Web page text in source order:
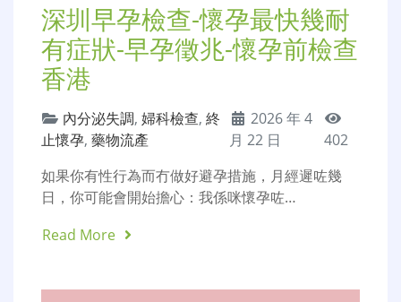
深圳早孕檢查-懷孕最快幾耐
有症狀-早孕徵兆-懷孕前檢查
香港
內分泌失調, 婦科檢查, 終
止懷孕, 藥物流產
2026 年 4
月 22 日
402
如果你有性行為而冇做好避孕措施，月經遲咗幾
日，你可能會開始擔心：我係咪懷孕咗…
Read More